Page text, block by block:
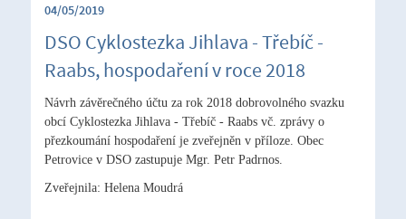
04/05/2019
DSO Cyklostezka Jihlava - Třebíč -
Raabs, hospodaření v roce 2018
Návrh závěrečného účtu za rok 2018 dobrovolného svazku
obcí Cyklostezka Jihlava - Třebíč - Raabs vč. zprávy o
přezkoumání hospodaření je zveřejněn v příloze. Obec
Petrovice v DSO zastupuje Mgr. Petr Padrnos.
Zveřejnila: Helena Moudrá